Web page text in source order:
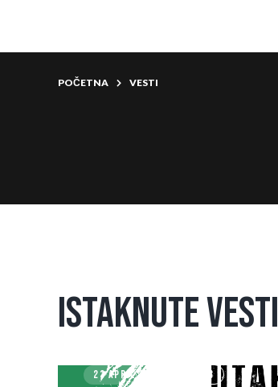
POČETNA VESTI
Istaknute vesti
23 APRIL 2025 KLUB